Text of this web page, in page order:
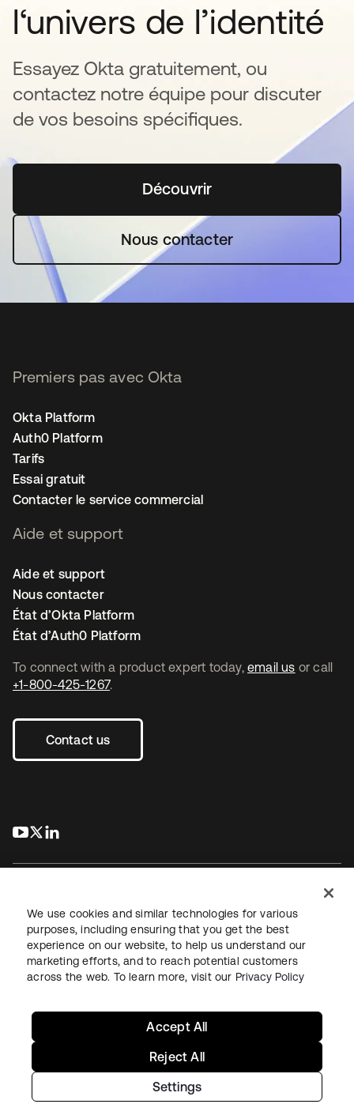
l‘univers de l’identité
Essayez Okta gratuitement, ou
contactez notre équipe pour discuter
de vos besoins spécifiques.
Découvrirs’ouvre dans un nouvel
Nous contacter
To connect with a product expert today, email us or call
+1-800-425-1267.
Contact us
s’ouvre dans un nouvel onglet
s’ouvre dans un nouvel onglet
Premiers pas avec Okta
Okta Platform
Auth0 Platform
Tarifs
Essai gratuit
Contacter le service commercial
Aide et support
Aide et support
Nous contacter
État d’Okta Platform
État d’Auth0 Platform
JuridiquePolitique de confidentialité
Conditions d’utilisation du siteSécuritéPlan du site
Paramètres des cookies
Copyright © 2026 Okta. Tous droits réservés.
We use cookies and similar technologies for various
purposes, including ensuring that you get the best
experience on our website, to help us understand our
marketing efforts, and to reach potential customers
across the web. To learn more, visit our Privacy Policy
Settings
Reject All
Accept All